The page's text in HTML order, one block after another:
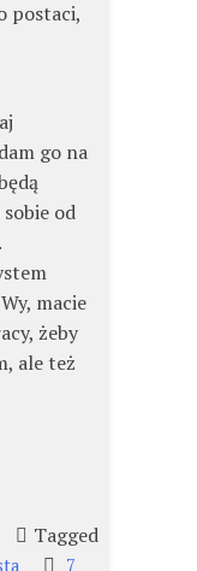
postaci,
go na
od
macie
żeby
ale też
Tagged
7